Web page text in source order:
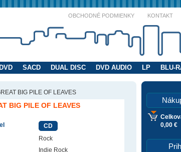
OBCHODNÉ PODMIENKY KONTAKT
DVD SACD DUAL DISC DVD AUDIO LP BLU-
BIG PILE OF LEAVES
BIG PILE OF LEAVES
CD
Rock
Indie Rock
0,00 €